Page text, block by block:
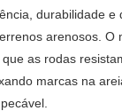
durabilidade e
arenosos. O
as rodas
marcas na